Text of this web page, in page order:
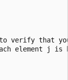
verify that
element j is